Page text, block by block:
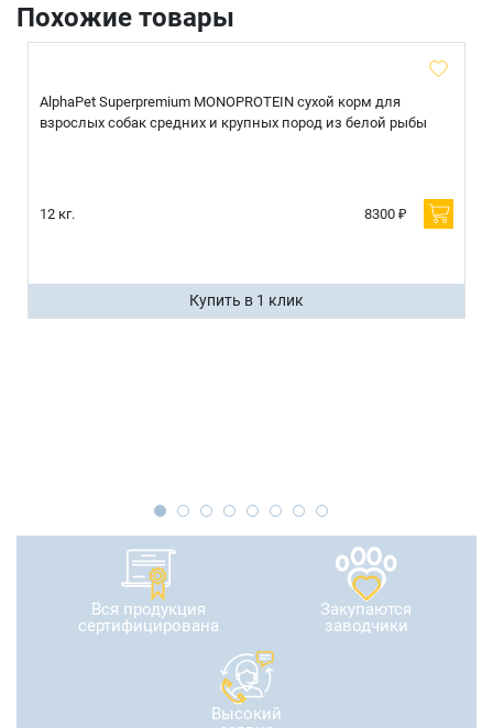
Похожие товары
AlphaPet Superpremium MONOPROTEIN сухой корм для
взрослых собак средних и крупных пород из белой рыбы
12 кг. 8300 ₽
Купить в 1 клик
Вся продукция
сертифицирована
Закупаются
заводчики
Высокий